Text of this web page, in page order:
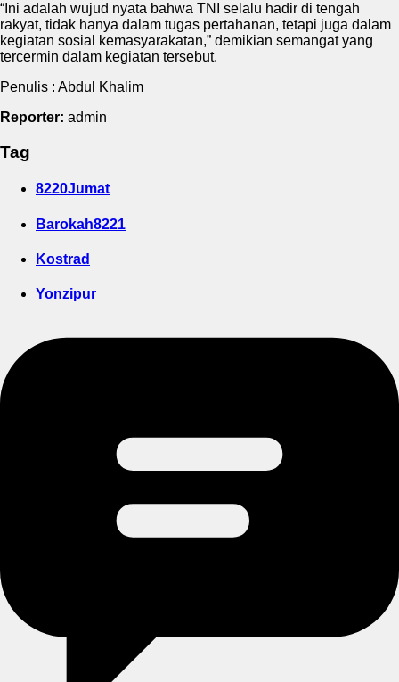
“Ini adalah wujud nyata bahwa TNI selalu hadir di tengah
rakyat, tidak hanya dalam tugas pertahanan, tetapi juga dalam
kegiatan sosial kemasyarakatan,” demikian semangat yang
tercermin dalam kegiatan tersebut.
Penulis : Abdul Khalim
Reporter: admin
Tag
8220Jumat
Barokah8221
Kostrad
Yonzipur